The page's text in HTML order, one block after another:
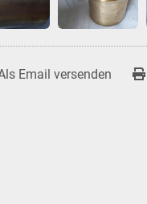
Email versenden